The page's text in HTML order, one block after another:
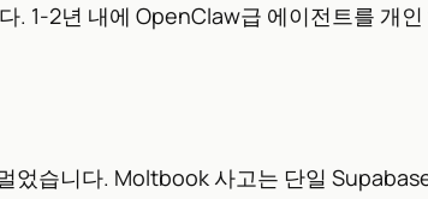
1-2년 내에 OpenClaw급 에이전트를 개
었습니다. Moltbook 사고는 단일